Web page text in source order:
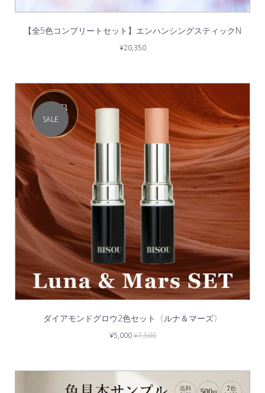
【全5色コンプリートセット】エンハンシングスティックN
¥20,350
SALE
ダイアモンドグロウ2色セット〈ルナ＆マーズ〉
¥5,000¥7,500